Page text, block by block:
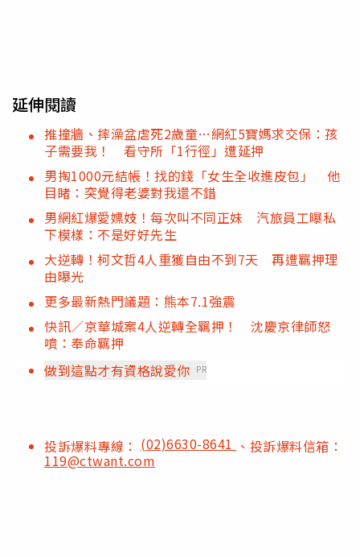
延伸閱讀
推撞牆、摔澡盆虐死2歲童…網紅5寶媽求交保：孩
子需要我！ 看守所「1行徑」遭延押
男掏1000元結帳！找的錢「女生全收進皮包」 他
目睹：突覺得老婆對我還不錯
男網紅爆愛嫖妓！每次叫不同正妹 汽旅員工曝私
下模樣：不是好好先生
大逆轉！柯文哲4人重獲自由不到7天 再遭羈押理
由曝光
更多最新熱門議題：熊本7.1強震
快訊／京華城案4人逆轉全羈押！ 沈慶京律師怒
噴：奉命羈押
做到這點才有資格說愛你 PR
投訴爆料專線： (02)6630-8641 、投訴爆料信箱：
119@ctwant.com